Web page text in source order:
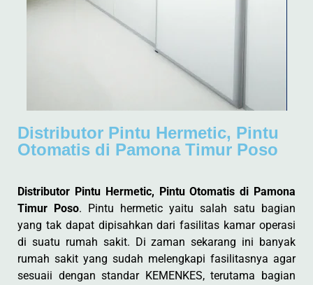
Distributor Pintu Hermetic, Pintu
Otomatis di Pamona Timur Poso
Distributor Pintu Hermetic, Pintu Otomatis di Pamona
Timur Poso. Pintu hermetic yaitu salah satu bagian
yang tak dapat dipisahkan dari fasilitas kamar operasi
di suatu rumah sakit. Di zaman sekarang ini banyak
rumah sakit yang sudah melengkapi fasilitasnya agar
sesuaii dengan standar KEMENKES, terutama bagian